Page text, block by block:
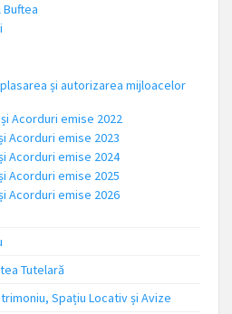
și autorizarea mijloacelor
Acorduri emise 2022
Acorduri emise 2023
Acorduri emise 2024
Acorduri emise 2025
Acorduri emise 2026
Tutelară
Spațiu Locativ și Avize